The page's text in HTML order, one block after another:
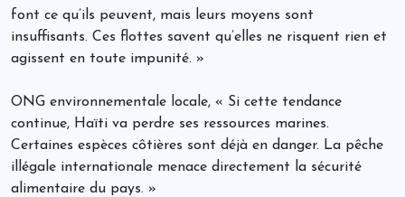
font ce qu’ils peuvent, mais leurs moyens sont
insuffisants. Ces flottes savent qu’elles ne risquent rien et
agissent en toute impunité. »
ONG environnementale locale, « Si cette tendance
continue, Haïti va perdre ses ressources marines.
Certaines espèces côtières sont déjà en danger. La pêche
illégale internationale menace directement la sécurité
alimentaire du pays. »